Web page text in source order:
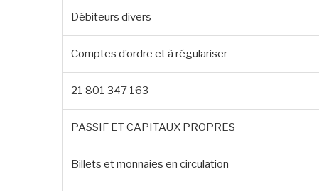
Débiteurs divers
Comptes d’ordre et à régulariser
21 801 347 163
PASSIF ET CAPITAUX PROPRES
Billets et monnaies en circulation